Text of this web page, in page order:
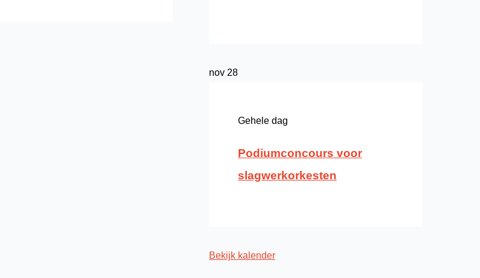
nov 28
Gehele dag
Podiumconcours voor
slagwerkorkesten
Bekijk kalender